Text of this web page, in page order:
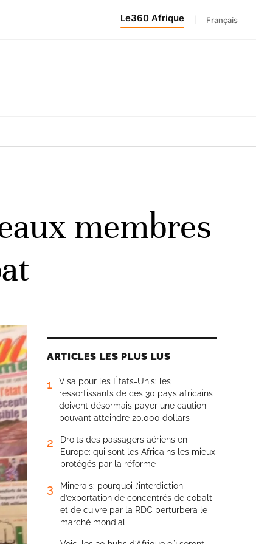
Le360 Afrique Français
membres
ARTICLES LES PLUS LUS
1
Visa pour les États-Unis: les
ressortissants de ces 30 pays africains
doivent désormais payer une caution
pouvant atteindre 20.000 dollars
2
Droits des passagers aériens en
Europe: qui sont les Africains les mieux
protégés par la réforme
3
Minerais: pourquoi l’interdiction
d’exportation de concentrés de cobalt
et de cuivre par la RDC perturbera le
marché mondial